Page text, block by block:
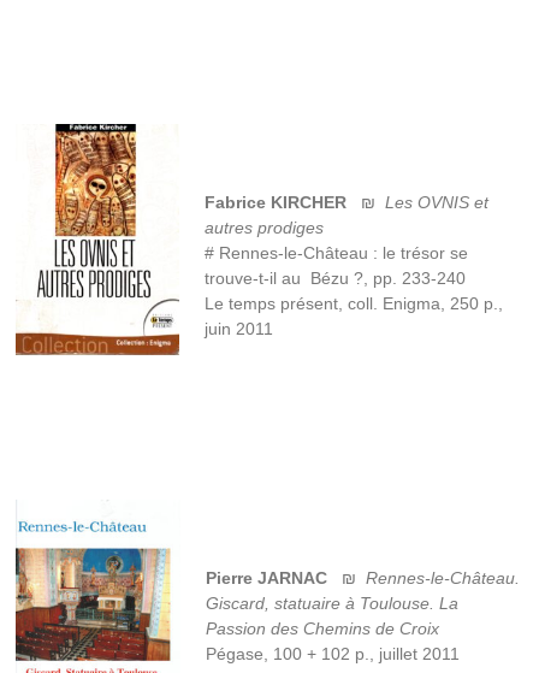
Fabrice KIRCHER ₪Les OVNIS et
autres prodiges
# Rennes-le-Château : le trésor se
trouve-t-il au Bézu ?, pp. 233-240
Le temps présent, coll. Enigma, 250 p.,
juin 2011
Pierre JARNAC ₪Rennes-le-Château.
Giscard, statuaire à Toulouse. La
Passion des Chemins de Croix
Pégase, 100 + 102 p., juillet 2011